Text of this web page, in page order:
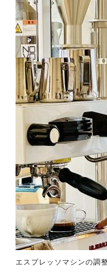
エスプレッソマシンの調